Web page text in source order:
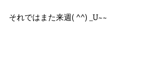
それではまた来週( ^^) _U~~